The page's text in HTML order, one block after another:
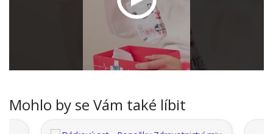
Mohlo by se Vám také líbit